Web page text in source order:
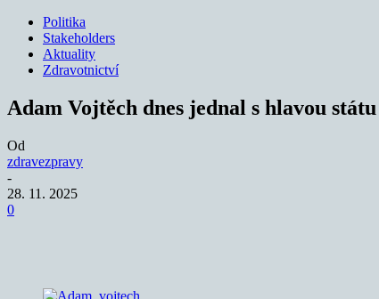
Politika
Stakeholders
Aktuality
Zdravotnictví
Adam Vojtěch dnes jednal s hlavou
Od
zdravezpravy
-
28. 11. 2025
0